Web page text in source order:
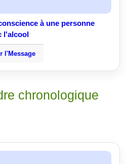
à une personne
l'alcool
l'Message
chronologique